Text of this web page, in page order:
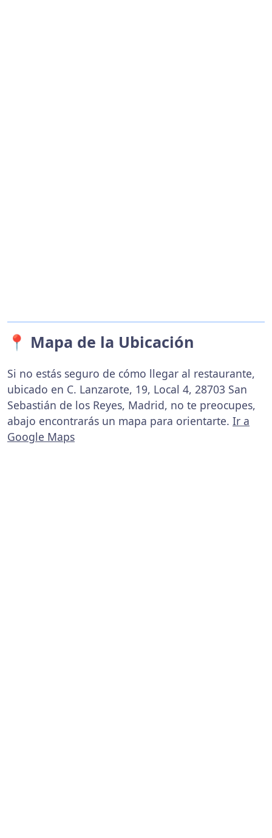
📍 Mapa de la Ubicación
Si no estás seguro de cómo llegar al restaurante,
ubicado en C. Lanzarote, 19, Local 4, 28703 San
Sebastián de los Reyes, Madrid, no te preocupes,
abajo encontrarás un mapa para orientarte. Ir a
Google Maps